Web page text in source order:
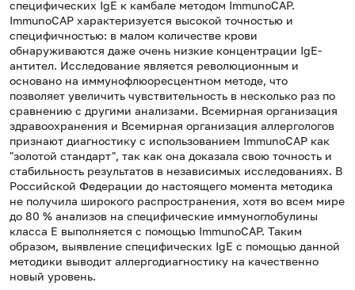
специфических IgE к камбале методом ImmunoCAP.
ImmunoCAP характеризуется высокой точностью и
специфичностью: в малом количестве крови
обнаруживаются даже очень низкие концентрации IgE-
антител. Исследование является революционным и
основано на иммунофлюоресцентном методе, что
позволяет увеличить чувствительность в несколько раз по
сравнению с другими анализами. Всемирная организация
здравоохранения и Всемирная организация аллергологов
признают диагностику с использованием ImmunoCAP как
"золотой стандарт", так как она доказала свою точность и
стабильность результатов в независимых исследованиях. В
Российской Федерации до настоящего момента методика
не получила широкого распространения, хотя во всем мире
до 80 % анализов на специфические иммуноглобулины
класса Е выполняется с помощью ImmunoCAP. Таким
образом, выявление специфических IgE с помощью данной
методики выводит аллергодиагностику на качественно
новый уровень.